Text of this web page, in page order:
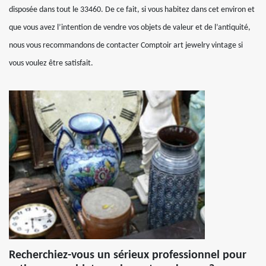
disposée dans tout le 33460. De ce fait, si vous habitez dans cet environ et
que vous avez l’intention de vendre vos objets de valeur et de l’antiquité,
nous vous recommandons de contacter Comptoir art jewelry vintage si
vous voulez être satisfait.
Recherchiez-vous un sérieux professionnel pour